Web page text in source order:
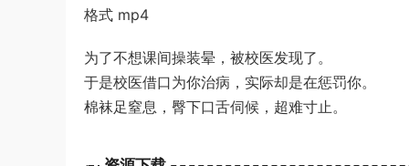
格式 mp4
为了不想课间操装晕，被校医发现了。
于是校医借口为你治病，实际却是在惩罚你。
棉袜足窒息，臀下口舌伺候，超难寸止。